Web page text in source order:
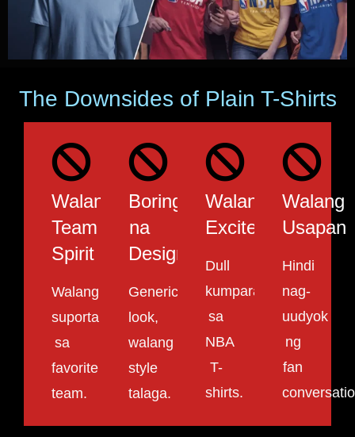
The Downsides of Plain T-Shirts
Walang
Team
Spirit
Walang
suporta
sa
favorite
team.
Boring
na
Design
Generic
look,
walang
style
talaga.
Walang
Excitement
Dull
kumpara
sa
NBA
T-
shirts.
Walang
Usapan
Hindi
nag-
uudyok
ng
fan